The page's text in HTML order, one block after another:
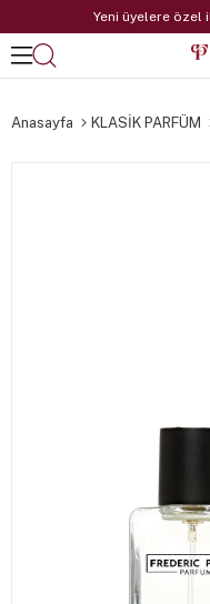
Yeni üyelere özel
Anasayfa KLASİK PARFÜM